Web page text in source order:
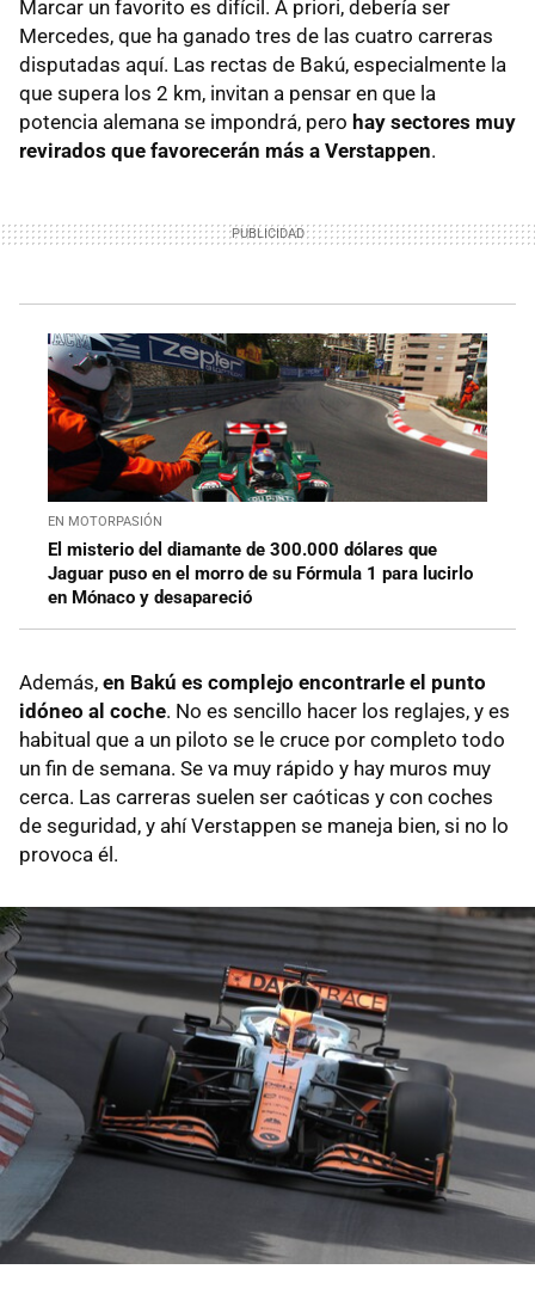
Marcar un favorito es difícil. A priori, debería ser
Mercedes, que ha ganado tres de las cuatro carreras
disputadas aquí. Las rectas de Bakú, especialmente la
que supera los 2 km, invitan a pensar en que la
potencia alemana se impondrá, pero hay sectores muy
revirados que favorecerán más a Verstappen.
EN MOTORPASIÓN
El misterio del diamante de 300.000 dólares que
Jaguar puso en el morro de su Fórmula 1 para lucirlo
en Mónaco y desapareció
Además, en Bakú es complejo encontrarle el punto
idóneo al coche. No es sencillo hacer los reglajes, y es
habitual que a un piloto se le cruce por completo todo
un fin de semana. Se va muy rápido y hay muros muy
cerca. Las carreras suelen ser caóticas y con coches
de seguridad, y ahí Verstappen se maneja bien, si no lo
provoca él.